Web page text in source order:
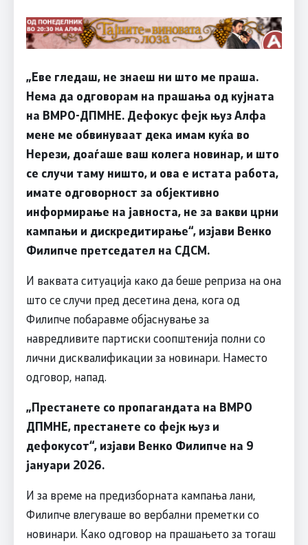
„Еве гледаш, не знаеш ни што ме праша.
Нема да одговорам на прашања од кујната
на ВМРО-ДПМНЕ. Дефокус фејк њуз Aлфа
мене ме обвинуваат дека имам куќа во
Нерези, доаѓаше ваш колега новинар, и што
се случи таму ништо, и ова е истата работа,
имате одговорност за објективно
информирање на јавноста, не за вакви црни
кампањи и дискредитирање“, изјави Венко
Филипче претседател на СДСМ.
И ваквата ситуација како да беше реприза на она
што се случи пред десетина дена, кога од
Филипче побаравме објаснување за
навредливите партиски соопштенија полни со
лични дисквалификации за новинари. Наместо
одговор, напад.
„Престанете со пропагандата на ВМРО
ДПМНЕ, престанете со фејк њуз и
дефокусот“, изјави Венко Филипче на 9
јануари 2026.
И за време на предизборната кампања лани,
Филипче влегуваше во вербални преметки со
новинари. Како одговор на прашањето за тогаш